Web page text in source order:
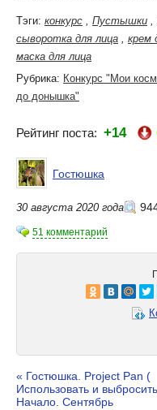
Тэги: конкурс , Пустышки ,
сыворотка для лица , крем
маска для лица
Рубрика: Конкурс "Мои
до донышка"
Рейтинг поста: +14
Гостюшка
30 августа 2020 года
51 комментарий
« Гостюшка. Project Pan (
Использовать и
Начало. Сентябрь